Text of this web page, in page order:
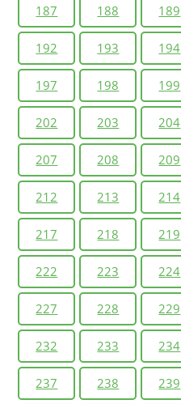
187 188 189
192 193 194
197 198 199
202 203 204
207 208 209
212 213 214
217 218 219
222 223 224
227 228 229
232 233 234
237 238 239